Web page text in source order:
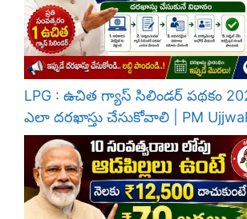
LPG : ఉచిత గ్యాస్ సిలిండర్ పథకం
ఎలా దరఖాస్తు చేసుకోవాలి | PM